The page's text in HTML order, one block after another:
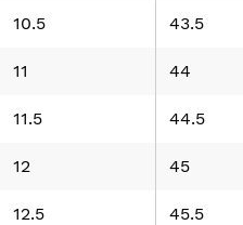
10.5 43.5
11 44
11.5 44.5
12 45
12.5 45.5